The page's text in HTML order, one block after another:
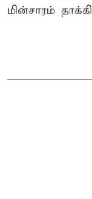
மின்சாரம் தாக்கி